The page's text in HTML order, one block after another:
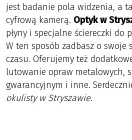
jest badanie pola widzenia, a
cyfrową kamerą. Optyk w
płyny i specjalne ściereczki do
W ten sposób zadbasz o swoje
czasu. Oferujemy też
lutowanie opraw metalowych,
gwarancyjnym i inne.
okulisty w Stryszawie.